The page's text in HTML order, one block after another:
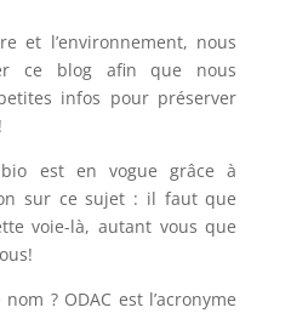
et l’environnement, nous
ce blog afin que nous
infos pour préserver
est en vogue grâce à
sur ce sujet : il faut que
voie-là, autant vous que
? ODAC est l’acronyme